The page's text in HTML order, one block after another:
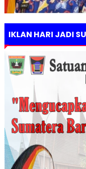
IKLAN HARI JADI